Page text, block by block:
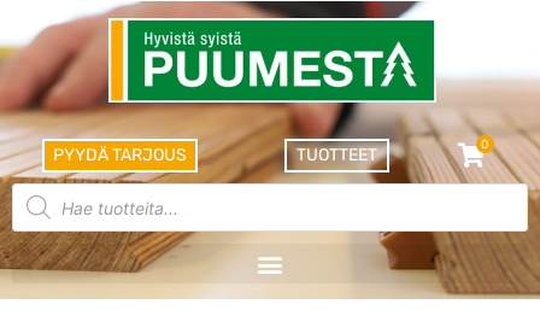
PYYDÄ TARJOUS TUOTTEET
0